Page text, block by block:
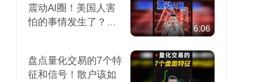
6:06
震动AI圈！美国人害
怕的事情发生了？对
盘点量化交易的7个特
征和信号！散户该如